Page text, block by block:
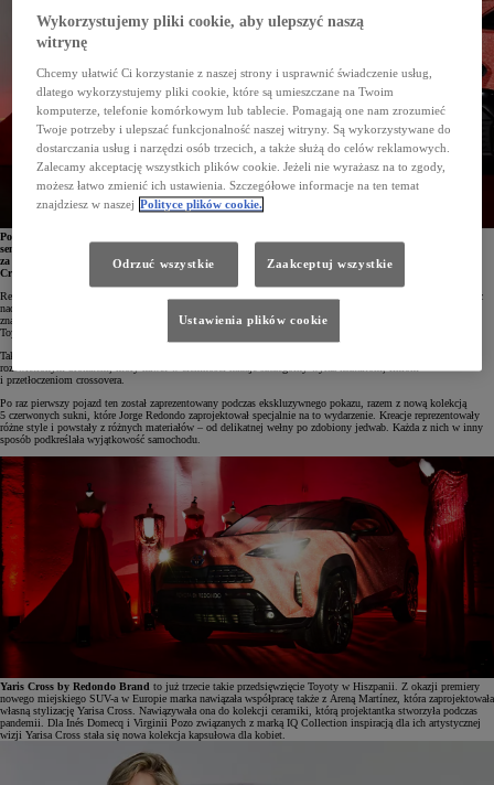
Podczas ubiegłorocznego Madrid Fashion Week młody projektant Jorge Redondo sprawił prawdziwą
sensację, zdobywając – jako pierwszy debiutant w historii tego wydarzenia – nagrodę L'Òreal
za najlepszą kolekcję. Teraz idzie o krok dalej, tworząc wraz z Toyota Spain unikalną wersję Yarisa
Cross. Ekstrawagancką i wyjątkową, tak jak jego projekty modowe.
Redondo Brand i Toyota Spain połączyły siły, aby stworzyć wyjątkową wersję Yarisa Cross Hybrid. Pracując
nad tym projektem, hiszpański projektant Jorge Redondo inspirował się czerwonymi sukienkami będącymi
znakiem rozpoznawczym jego firmy modowej. Czerwień to także kolor, z którym identyfikuje się marka
Toyota.
Tak powstała
rozświetlonym brokatem, który nawet w ciemności nadaje szczególny wyraz kształtom, liniom
i przetłoczeniom crossovera.
Po raz pierwszy pojazd ten został zaprezentowany podczas ekskluzywnego pokazu, razem z nową kolekcją
5 czerwonych sukni, które Jorge Redondo zaprojektował specjalnie na to wydarzenie. Kreacje reprezentowały
różne style i powstały z różnych materiałów – od delikatnej wełny po zdobiony jedwab. Każda z nich w inny
sposób podkreślała wyjątkowość samochodu.
Yaris Cross by Redondo Brand to już trzecie takie przedsięwzięcie Toyoty w Hiszpanii. Z okazji premiery
nowego miejskiego SUV-a w Europie marka nawiązała współpracę także z Areną Martínez, która zaprojektowała
własną stylizację Yarisa Cross. Nawiązywała ona do kolekcji ceramiki, którą projektantka stworzyła podczas
pandemii. Dla Inés Domecq i Virginii Pozo związanych z marką IQ Collection inspiracją dla ich artystycznej
wizji Yarisa Cross stała się nowa kolekcja kapsułowa dla kobiet.
Wykorzystujemy pliki cookie, aby ulepszyć naszą
witrynę
Chcemy ułatwić Ci korzystanie z naszej strony i usprawnić świadczenie usług,
dlatego wykorzystujemy pliki cookie, które są umieszczane na Twoim
komputerze, telefonie komórkowym lub tablecie. Pomagają one nam zrozumieć
Twoje potrzeby i ulepszać funkcjonalność naszej witryny. Są wykorzystywane do
dostarczania usług i narzędzi osób trzecich, a także służą do celów reklamowych.
Zalecamy akceptację wszystkich plików cookie. Jeżeli nie wyrażasz na to zgody,
możesz łatwo zmienić ich ustawienia. Szczegółowe informacje na ten temat
znajdziesz w naszej Polityce plików cookie.
Odrzuć wszystkie Zaakceptuj wszystkie
Ustawienia plików cookie